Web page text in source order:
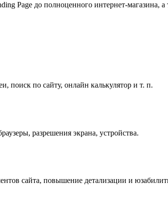
Page до полноценного интернет-магазина,
поиск по сайту, онлайн калькулятор и т. п.
разрешения экрана, устройства.
сайта, повышение детализации и